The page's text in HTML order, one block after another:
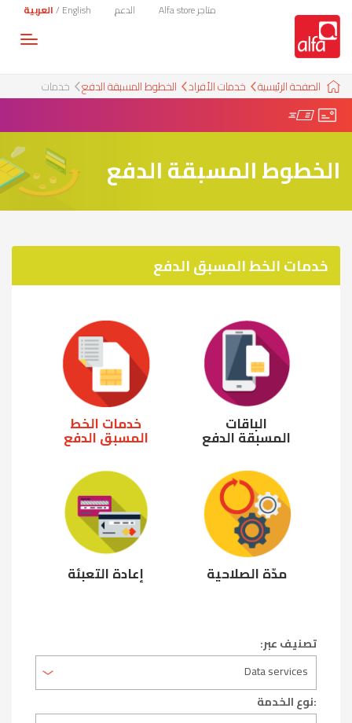
English
/العربية الدعم متاجر Alfa store
الصفحة الرئيسية
خدمات الأفراد الخطوط المسبقة الدفع خدمات
الخطوط المسبقة الدفع
خدمات الخط المسبق الدفع
الباقات
المسبقة الدفع
خدمات الخط
المسبق الدفع
مدّة الصلاحية إعادة التعبئة
تصنيف عبر:
:نوع الخدمة